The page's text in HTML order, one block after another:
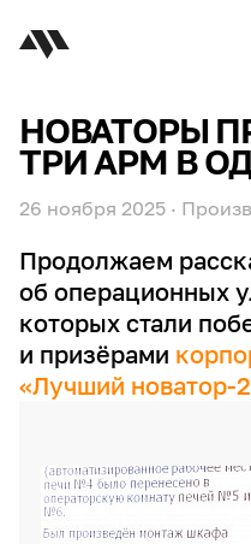
НОВАТОРЫ
ТРИ АРМ В
26 ноября 2025 ·
Продолжаем
об операционных
которых стали
и призёрами
«Лучший новатор-